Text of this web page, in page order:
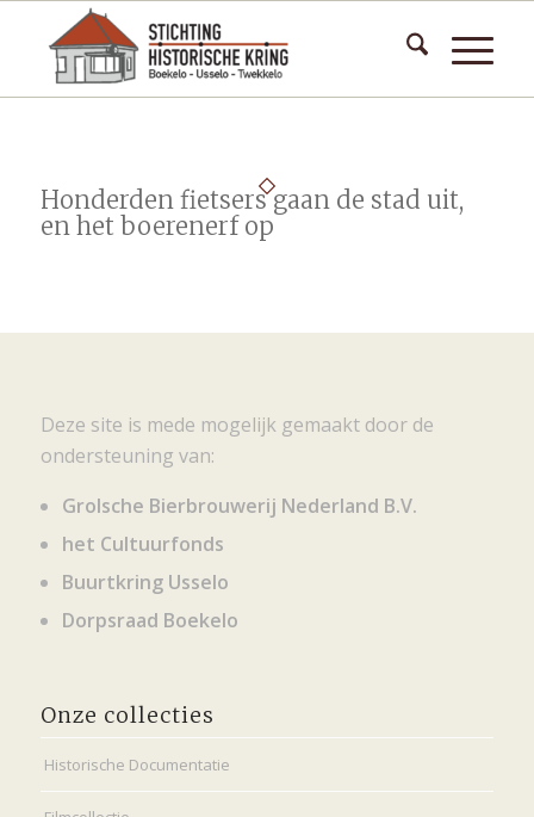
Honderden fietsers gaan de stad uit,
en het boerenerf op
Deze site is mede mogelijk gemaakt door de
ondersteuning van:
Grolsche Bierbrouwerij Nederland B.V.
het Cultuurfonds
Buurtkring Usselo
Dorpsraad Boekelo
Onze collecties
Historische Documentatie